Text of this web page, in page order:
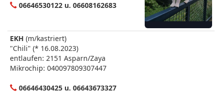
06646530122 u. 06608162683
EKH (m/kastriert)
"Chili" (* 16.08.2023)
entlaufen: 2151 Asparn/Zaya
Mikrochip: 040097809307447
06646430425 u. 06643673327